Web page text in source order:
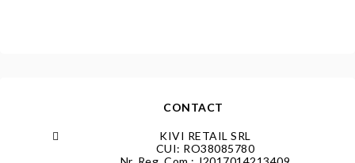
CONTACT
KIVI RETAIL SRL
CUI: RO38085780